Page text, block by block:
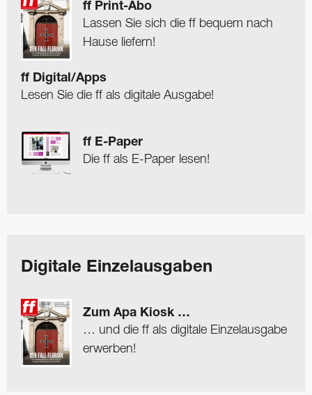
ff Print-Abo
Lassen Sie sich die ff bequem nach
Hause liefern!
ff Digital/Apps
Lesen Sie die ff als digitale Ausgabe!
ff E-Paper
Die ff als E-Paper lesen!
Digitale Einzelausgaben
Zum Apa Kiosk …
… und die ff als digitale Einzelausgabe
erwerben!